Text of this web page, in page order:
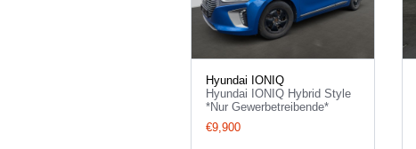
Hyundai IONIQ
Hyundai IONIQ Hybrid Style
*Nur Gewerbetreibende*
€9,900